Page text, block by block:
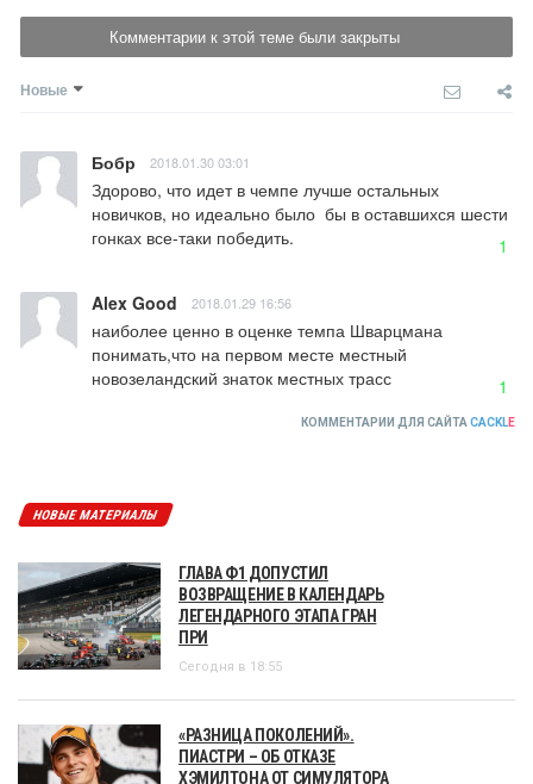
Комментарии к этой теме были закрыты
Новые
Бобр 2018.01.30 03:01
Здорово, что идет в чемпе лучше остальных
новичков, но идеально было  бы в оставшихся шести
гонках все-таки победить.
1
Alex Good 2018.01.29 16:56
наиболее ценно в оценке темпа Шварцмана
понимать,что на первом месте местный
новозеландский знаток местных трасс
1
КОММЕНТАРИИ ДЛЯ САЙТАCACKLE
НОВЫЕ МАТЕРИАЛЫ
ГЛАВА Ф1 ДОПУСТИЛ
ВОЗВРАЩЕНИЕ В КАЛЕНДАРЬ
ЛЕГЕНДАРНОГО ЭТАПА ГРАН
ПРИ
Сегодня в 18:55
«РАЗНИЦА ПОКОЛЕНИЙ».
ПИАСТРИ – ОБ ОТКАЗЕ
ХЭМИЛТОНА ОТ СИМУЛЯТОРА